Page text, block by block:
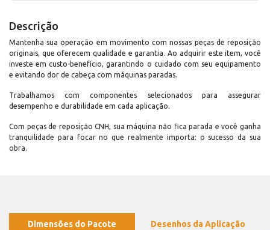
Descrição
Mantenha sua operação em movimento com nossas peças de reposição
originais, que oferecem qualidade e garantia. Ao adquirir este item, você
investe em custo-benefício, garantindo o cuidado com seu equipamento
e evitando dor de cabeça com máquinas paradas.
Trabalhamos com componentes selecionados para assegurar
desempenho e durabilidade em cada aplicação.
Com peças de reposição CNH, sua máquina não fica parada e você ganha
tranquilidade para focar no que realmente importa: o sucesso da sua
obra.
Dimensões do Pacote Desenhos da Aplicação